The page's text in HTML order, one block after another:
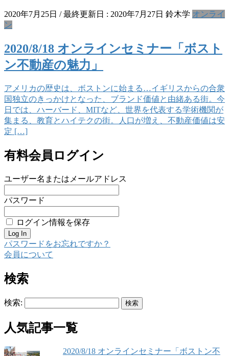
2020年7月25日 / 最終更新日 : 2020年7月27日 鈴木学 オンライ
ン
2020/8/18 オンラインセミナー「ボスト
ン不動産の魅力」
アメリカの歴史は、ボストンに始まる…イギリスからの合衆
国独立のきっかけとなった、ブランド価値と由緒ある街。今
日では、ハーバード、MITなど、世界を代表する学術機関が
集まる、教育とハイテクの街。人口が増え、不動産価値は安
定 […]
有料会員ログイン
ユーザー名またはメールアドレス
パスワード
ログイン情報を保存
パスワードをお忘れですか？
会員について
検索
検索:
人気記事一覧
2020/8/18 オンラインセミナー「ボストン不